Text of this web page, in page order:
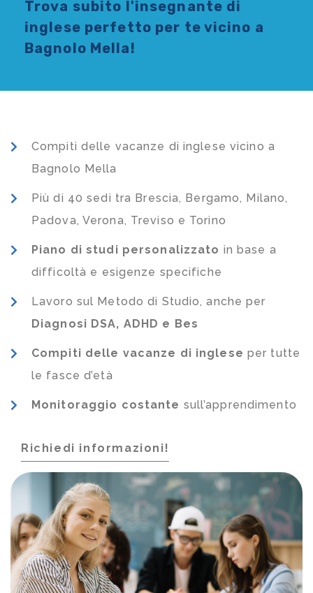
Trova subito l'insegnante di
inglese perfetto per te vicino a
Bagnolo Mella!
Compiti delle vacanze di inglese vicino a
Bagnolo Mella
Più di 40 sedi tra Brescia, Bergamo, Milano,
Padova, Verona, Treviso e Torino
Piano di studi personalizzato in base a
difficoltà e esigenze specifiche
Lavoro sul Metodo di Studio, anche per
Diagnosi DSA, ADHD e Bes
Compiti delle vacanze di inglese per tutte
le fasce d’età
Monitoraggio costante sull’apprendimento
Richiedi informazioni!